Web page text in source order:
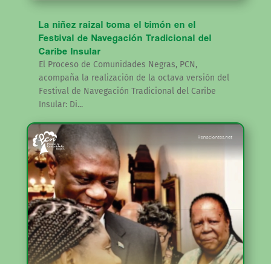
La niñez raizal toma el timón en el
Festival de Navegación Tradicional del
Caribe Insular
El Proceso de Comunidades Negras, PCN,
acompaña la realización de la octava versión del
Festival de Navegación Tradicional del Caribe
Insular: Di...